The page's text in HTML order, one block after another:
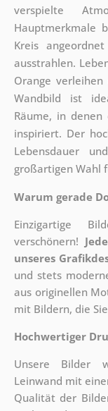
verspielte
Hauptmerkmale
Kreis
ausstrahlen.
Orange verleihen
Wandbild ist
Räume, in denen
inspiriert. Der
Lebensdauer
großartigen Wahl
Warum gerade
Einzigartige
verschönern!
unseres
und stets
aus originellen
mit Bildern, die
Hochwertiger
Unsere Bilder
Leinwand mit
Qualität der